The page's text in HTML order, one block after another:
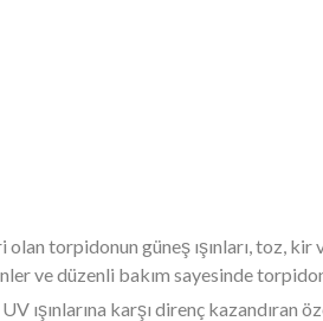
olan torpidonun güneş ışınları, toz,
ve düzenli bakım sayesinde
ışınlarına karşı direnç